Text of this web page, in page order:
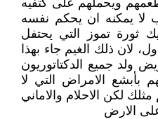
ويحملهم على كتفيه
لا يمكنه ان يحكم نفسه
ثورة تموز التي يحتفل
لان ذلك الغيم جاء بهذا
ولد جميع الدكتاتوريون
بأبشع الامراض التي لا
مثلك لكن الاحلام والاماني
الارض